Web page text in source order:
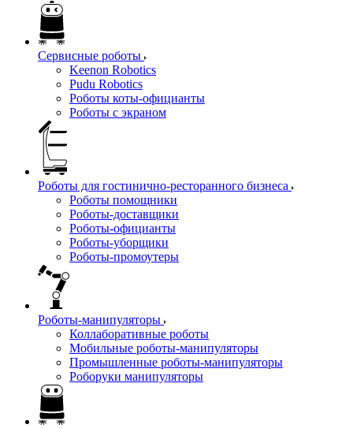
Сервисные роботы
Keenon Robotics
Pudu Robotics
Роботы коты-официанты
Роботы с экраном
Роботы для гостинично-ресторанного бизнеса
Роботы помощники
Роботы-доставщики
Роботы-официанты
Роботы-уборщики
Роботы-промоутеры
Роботы-манипуляторы
Коллаборативные роботы
Мобильные роботы-манипуляторы
Промышленные роботы-манипуляторы
Роборуки манипуляторы